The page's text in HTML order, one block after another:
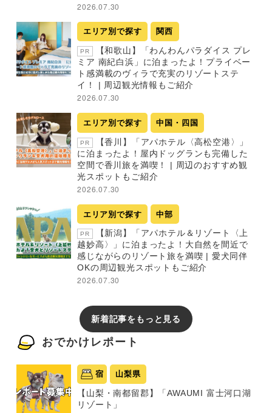
2026.07.30
エリア別で探す 関西
PR
【和歌山】「わんわんパラダイス プレ
ミア 南紀白浜」に泊まったよ！プライベー
ト感満載のヴィラで充実のリゾートステ
イ！ | 周辺観光情報もご紹介
2026.07.30
エリア別で探す 中国・四国
PR
【香川】「アパホテル〈高松空港〉」
に泊まったよ！屋内ドッグランも完備した
空間で香川旅を満喫！ | 周辺のおすすめ観
光スポットもご紹介
2026.07.30
エリア別で探す 中部
PR
【新潟】「アパホテル＆リゾート〈上
越妙高〉」に泊まったよ！大自然を間近で
感じながらのリゾート旅を満喫 | 愛犬同伴
OKの周辺観光スポットもご紹介
2026.07.30
新着記事をもっと見る
おでかけレポート
宿 山梨県
【山梨・南都留郡】「AWAUMI 富士河口湖
リゾート」